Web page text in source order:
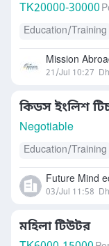
TK20000-30000
Education/Training
Mission
21/Jul 10:27
কিডস ইংলিশ
Negotiable
Education/Training
Future Mind
03/Jul 11:58
মহিলা টিউটর